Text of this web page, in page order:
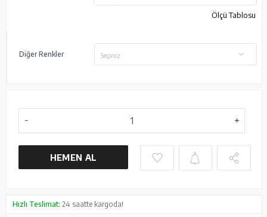
Ölçü Tablosu
Diğer Renkler Seçiniz
HEMEN AL
Hızlı Teslimat: 24 saatte kargoda!